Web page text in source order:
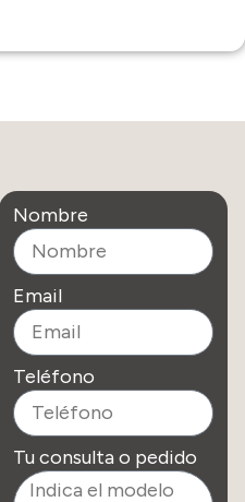
Nombre
Email
Teléfono
Tu consulta o pedido